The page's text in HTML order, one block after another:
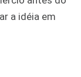
a idéia em